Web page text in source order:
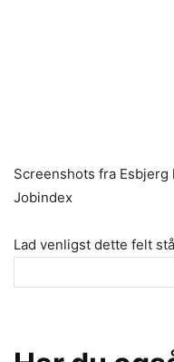
Screenshots fra
Jobindex
Lad venligst dette felt